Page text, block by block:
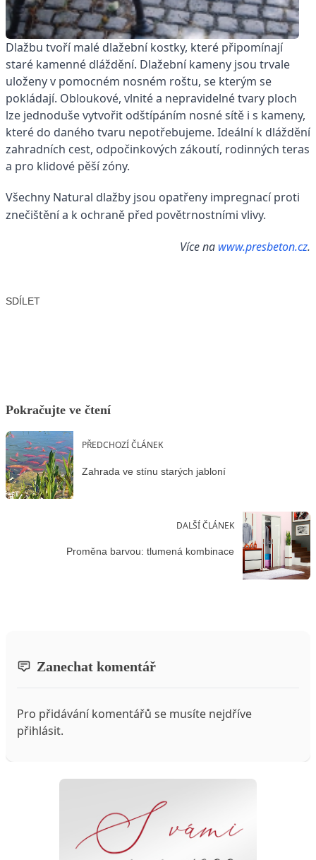
Dlažbu tvoří malé dlažební kostky, které připomínají
staré kamenné dláždění. Dlažební kameny jsou trvale
uloženy v pomocném nosném roštu, se kterým se
pokládají. Obloukové, vlnité a nepravidelné tvary ploch
lze jednoduše vytvořit odštípáním nosné sítě i s kameny,
které do daného tvaru nepotřebujeme. Ideální k dláždění
zahradních cest, odpočinkových zákoutí, rodinných teras
a pro klidové pěší zóny.
Všechny Natural dlažby jsou opatřeny impregnací proti
znečištění a k ochraně před povětrnostními vlivy.
Více na www.presbeton.cz.
SDÍLET
Pokračujte ve čtení
PŘEDCHOZÍ ČLÁNEK
Zahrada ve stínu starých jabloní
DALŠÍ ČLÁNEK
Proměna barvou: tlumená kombinace
Zanechat komentář
Pro přidávání komentářů se musíte nejdříve
přihlásit.